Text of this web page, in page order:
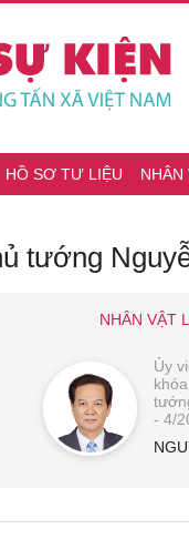
HỒ SƠ TƯ LIỆU NHÂN
tướng
NHÂN VẬT
Ủy
- 4/